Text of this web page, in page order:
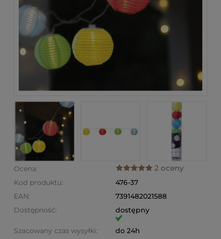
Ocena: 2 oceny
Kod produktu:
476-37
EAN:
7391482021588
Dostępność:
dostępny
Szacowany czas wysyłki: do 24h